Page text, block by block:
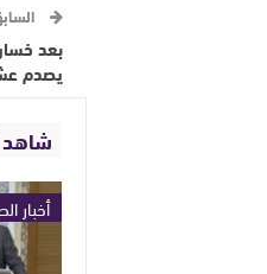
بعد
يصدم
شاهد
أخبار